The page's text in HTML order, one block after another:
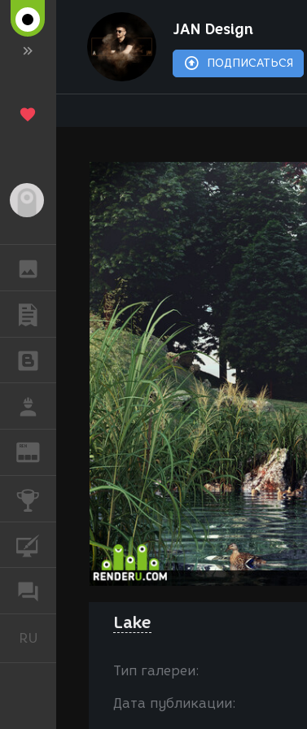
ГАЛЕРЕЯ
ПУБЛИКАЦИИ
БЛОГИ
РАБОТА
REN ЖУРНАЛ
КОНКУРСЫ
КУРСЫ
RU
JAN Design
ПОДПИСАТЬСЯ
Lake
Тип галереи:
Дата публикации: